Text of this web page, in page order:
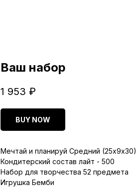
Ваш набор
1 953 ₽
BUY NOW
Мечтай и планируй Средний (25х9х30)
Кондитерский состав лайт - 500
Набор для творчества 52 предмета
Игрушка Бемби